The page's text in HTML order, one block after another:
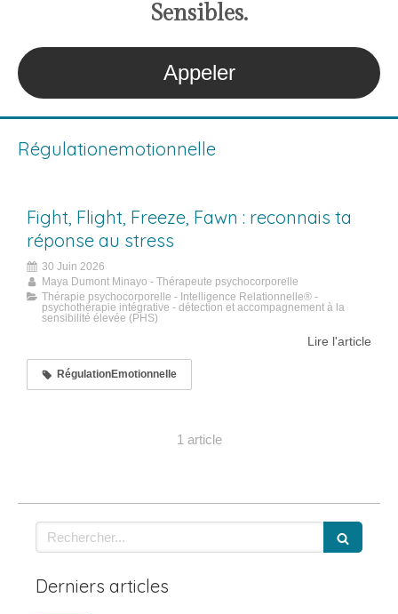
Sensibles.
Appeler
Régulationemotionnelle
Fight, Flight, Freeze, Fawn : reconnais ta
réponse au stress
30 Juin 2026
Maya Dumont Minayo - Thérapeute psychocorporelle
Thérapie psychocorporelle - Intelligence Relationnelle® -
psychothérapie intégrative - détection et accompagnement à la
sensibilité élevée (PHS)
Lire l'article
RégulationEmotionnelle
1 article
Rechercher
Derniers articles